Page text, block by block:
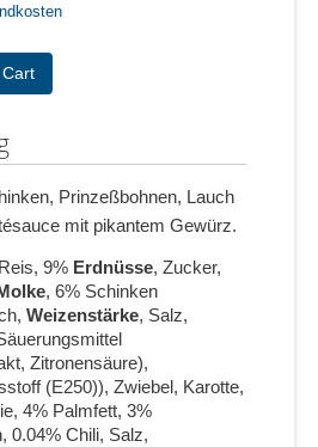
Prinzeßbohnen, Lauch
mit pikantem Gewürz.
9% Erdnüsse, Zucker,
, 6% Schinken
Weizenstärke, Salz,
Zitronensäure),
(E250)), Zwiebel, Karotte,
4% Palmfett, 3%
0.04% Chili, Salz,